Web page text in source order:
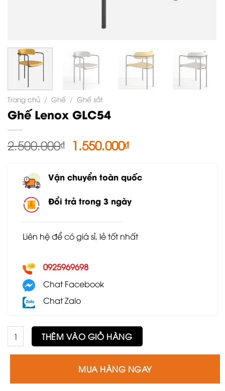
Trang chủ / Ghế / Ghế sắt
Ghế Lenox GLC54
2.500.000₫ Giá
gốc
2.500.000₫.
1.550.000₫Giá
là:
Vận chuyển toàn quốc
Đổi trả trong 3 ngày
Liên hệ để có giá sỉ, lẻ tốt nhất
0925969698
Chat Facebook
Chat Zalo
Ghế Lenox GLC54 số lượng
THÊM VÀO GIỎ HÀNG
MUA HÀNG NGAY